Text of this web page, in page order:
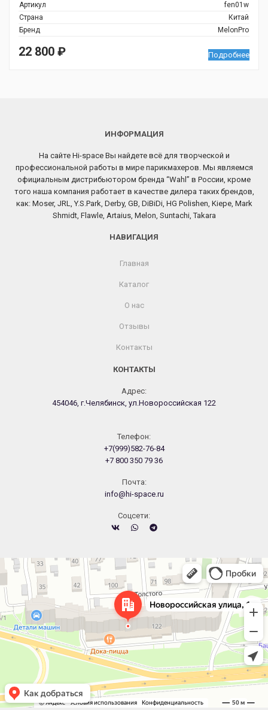
Артикул
fen01w
Страна
Китай
Бренд
MelonPro
22 800 ₽ Подробнее
ИНФОРМАЦИЯ
На сайте Hi-space Вы найдете всё для творческой и
профессиональной работы в мире парикмахеров. Мы являемся
официальным дистрибьютором бренда “Wahl” в России, кроме
того наша компания работает в качестве дилера таких брендов,
как: Moser, JRL, Y.S.Park, Derby, GB, DiBiDi, HG Polishen, Kiepe, Mark
Shmidt, Flawle, Artaius, Melon, Suntachi, Takara
НАВИГАЦИЯ
Главная
Каталог
О нас
Отзывы
Контакты
КОНТАКТЫ
Адрес:
454046, г.Челябинск, ул.Новороссийская 122
Телефон:
+7(999)582-76-84
+7 800 350 79 36
Почта:
info@hi-space.ru
Cоцсети:
Челябинск
Новороссийская улица, 122 — Яндекс.Карты